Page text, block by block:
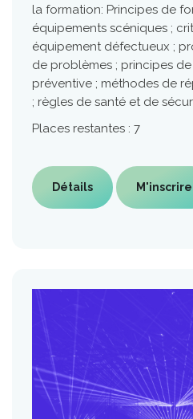
la formation: Principes de
équipements scéniques ;
équipement défectueux ;
de problèmes ; principes
préventive ; méthodes de
; règles de santé et de
Places restantes : 7
Détails M'inscrire